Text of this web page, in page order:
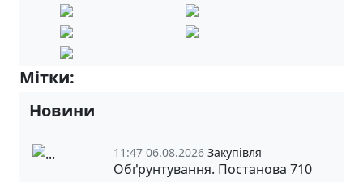
Мітки:
Новини
11:47 06.08.2026 Закупівля
Обґрунтування. Постанова 710